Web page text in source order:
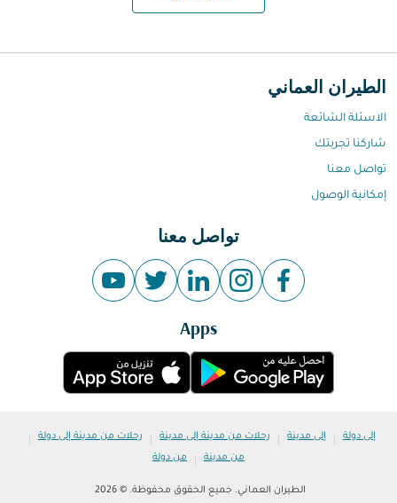
الطيران العماني
الاسئلة الشائعة
شاركنا تجربتك
تواصل معنا
إمكانية الوصول
تواصل معنا
Apps
إلى دولة | إلى مدينة | رحلات من مدينة إلى مدينة | رحلات من مدينة إلى دولة |
من مدينة | من دولة
الطيران العماني. جميع الحقوق محفوظة. © 2026